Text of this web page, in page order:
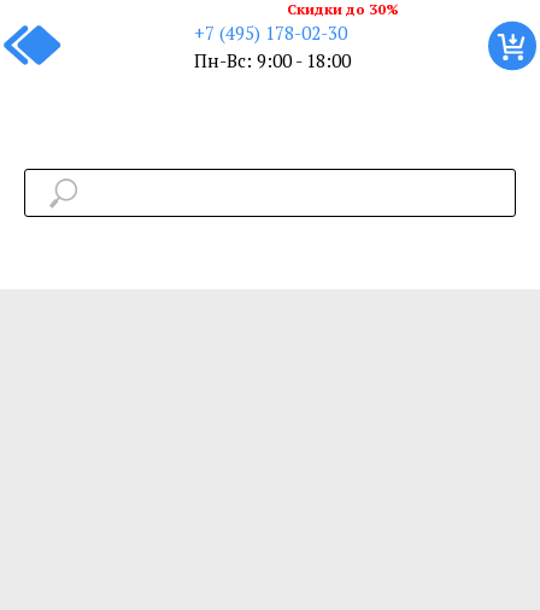
+7 (495) 178-02-30
Пн-Вс: 9:00 - 18:00
Скидки до 30%